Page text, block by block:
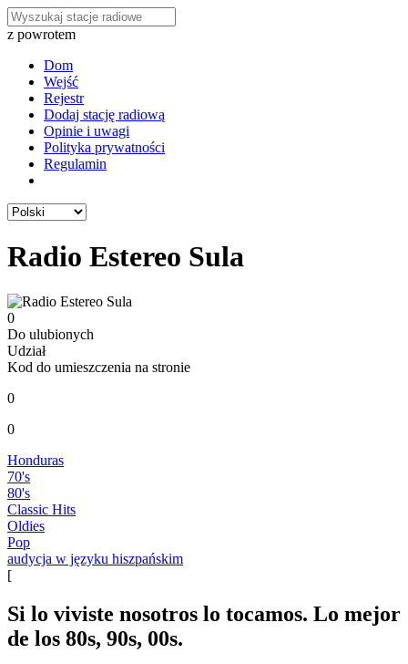
z powrotem
Dom
Wejść
Rejestr
Dodaj stację radiową
Opinie i uwagi
Polityka prywatności
Regulamin
Radio Estereo Sula
0
Do ulubionych
Udział
Kod do umieszczenia na stronie
0
0
Honduras
70's
80's
Classic Hits
Oldies
Pop
audycja w języku hiszpańskim
[
Si lo viviste nosotros lo tocamos. Lo mejor
de los 80s, 90s, 00s.